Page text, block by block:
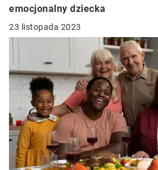
emocjonalny dziecka
23 listopada 2023